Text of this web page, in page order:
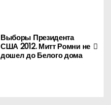
Выборы Президента
США 2012. Митт Ромни не
дошел до Белого дома